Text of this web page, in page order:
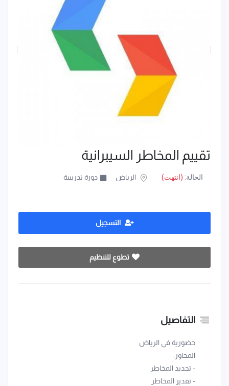
تقييم المخاطر السيبرانية
الحالة: (انتهت) الرياض دورة تدريبية
التسجيل
تطوع للتنظيم
التفاصيل
حضورية في الرياض
المحاور:
- تحديد المخاطر
- تقدير المخاطر